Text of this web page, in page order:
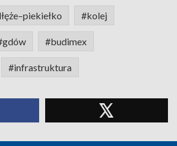
#kolej
#budimex
#infrastruktura